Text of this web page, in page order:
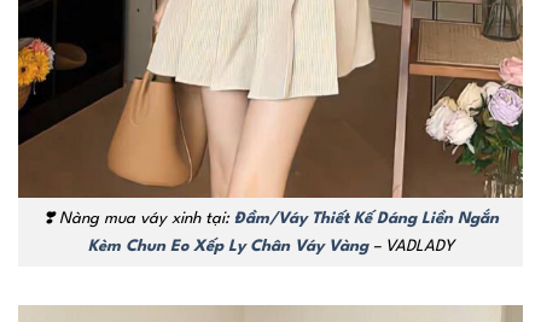
❣️ Nàng mua váy xinh tại: Đầm/Váy Thiết Kế Dáng Liền Ngắn
Kèm Chun Eo Xếp Ly Chân Váy Vàng– VADLADY